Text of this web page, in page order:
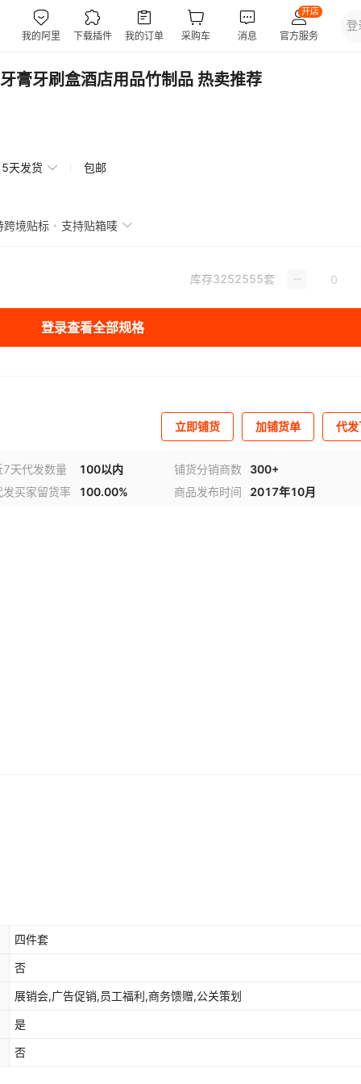
膏牙刷盒酒店用品竹制品 热卖推荐
天发货 包邮
跨境贴标 支持贴箱唛
库存3252555套
登录查看全部规格
立即铺货 加铺货单 代
7天代发数量 100以内 铺货分销商数
300+
发买家留货率
100.00% 商品发布时间 2017年10月
四件套
否
展销会,广告促销,员工福利,商务馈赠,公关策划
是
否